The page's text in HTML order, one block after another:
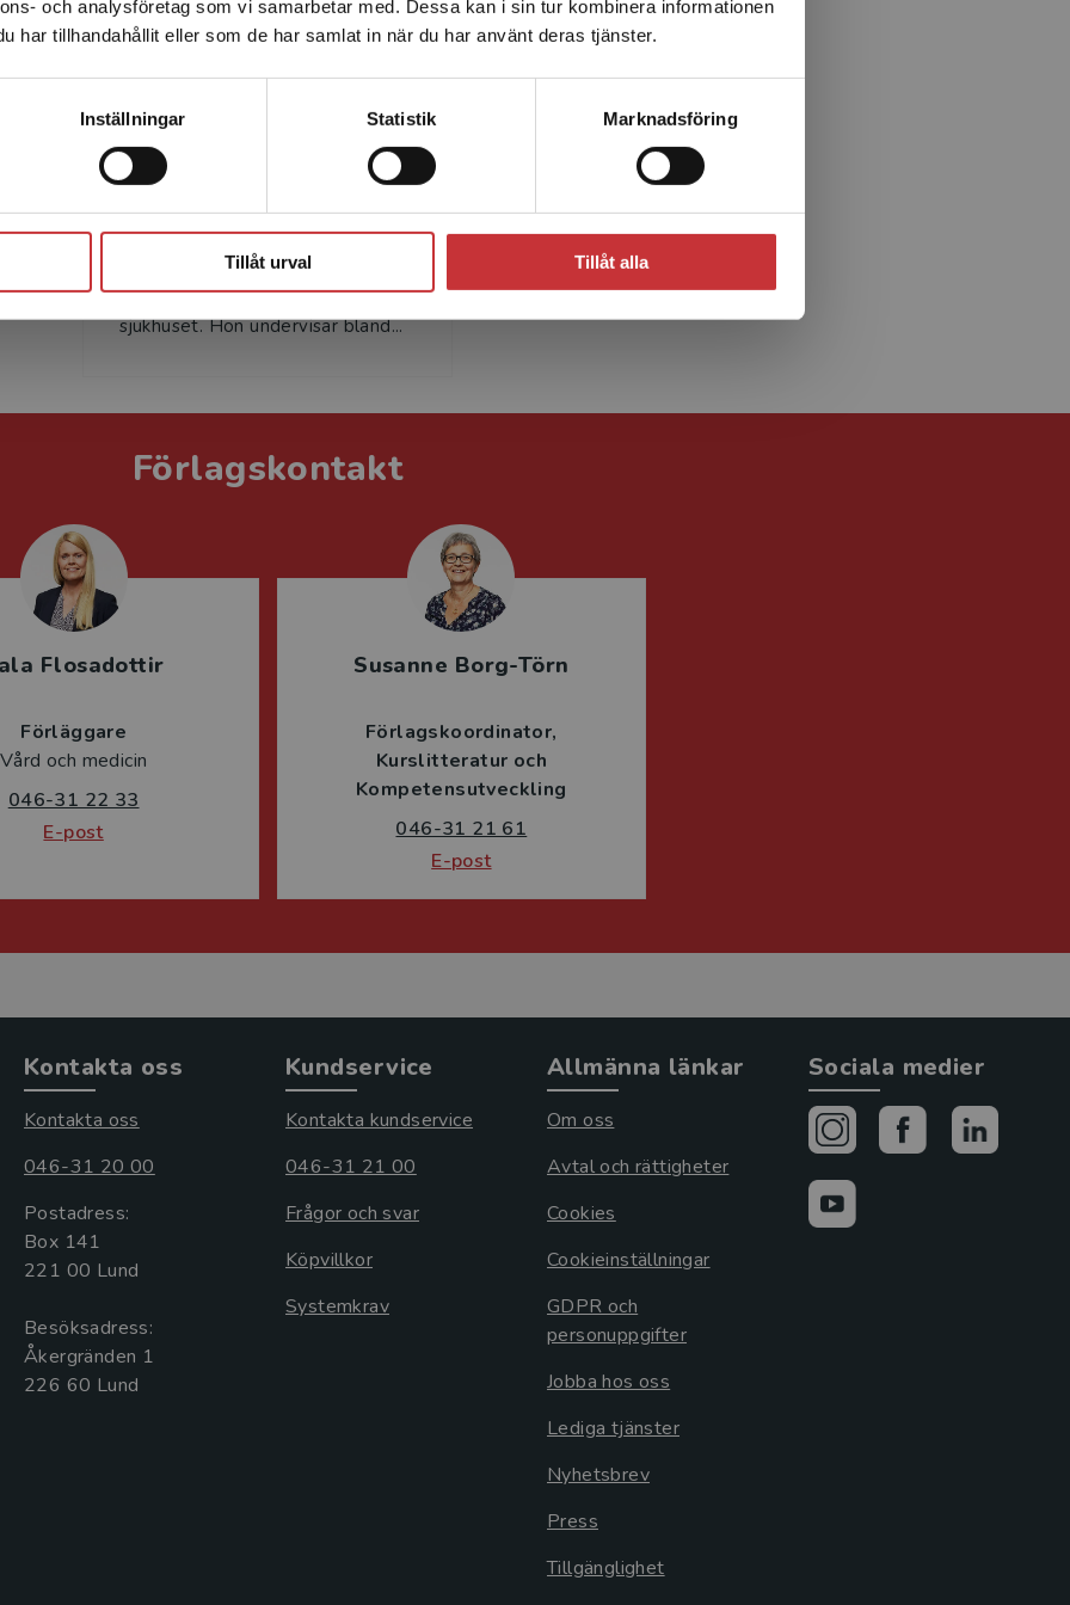
och analysföretag som vi samarbetar med. Dessa kan i sin tur kombinera informationen
har tillhandahållit eller som de har samlat in när du har använt deras tjänster.
Inställningar Statistik Marknadsföring
Tillåt urval Tillåt alla
Sverige. För att kunna slutföra ett köp måste
leveransadressen vara i Sverige.Läs mer
Åsa Melhus är docent och
överläkare vid avdelningen för
klinisk mikrobiologi vid Uppsala
universitet och Akademiska
sjukhuset. Hon undervisar bland...
Förlagskontakt
Flosadottir
Förläggare
Vård och medicin
046-31 22 33
E-post
Susanne Borg-Törn
Förlagskoordinator
Kurslitteratur och
Kompetensutveckling
046-31 21 61
E-post
Kontakta oss
Kontakta oss
046-31 20 00
Postadress:
Box 141
221 00 Lund
Besöksadress:
Åkergränden 1
Kundservice
Kontakta kundservice
046-31 21 00
Frågor och svar
Köpvillkor
Systemkrav
Allmänna länkar
Om oss
Avtal och rättigheter
Cookies
Cookieinställningar
GDPR och
personuppgifter
Jobba hos oss
Lediga tjänster
Nyhetsbrev
Press
Tillgänglighet
Sociala medier